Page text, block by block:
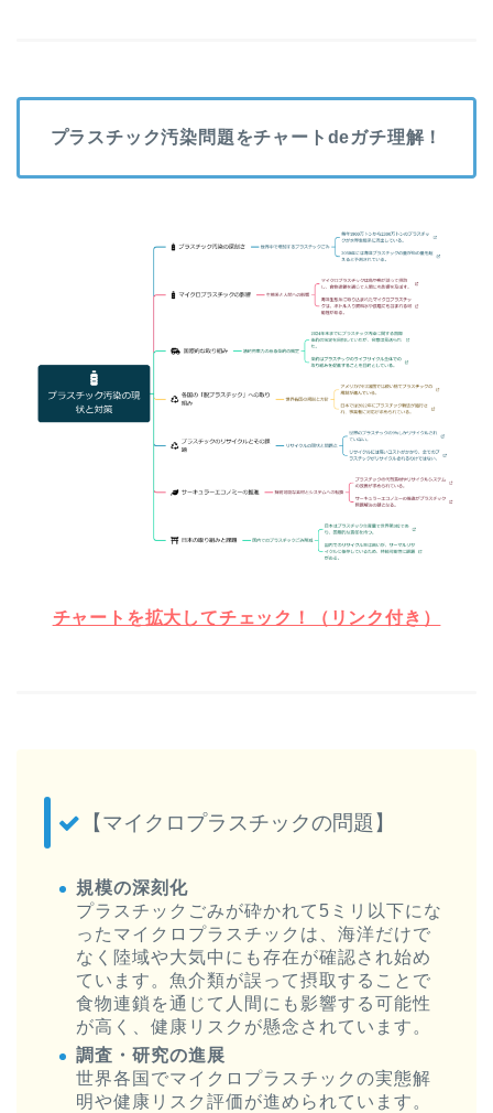
プラスチック汚染問題をチャートdeガチ理解！
チャートを拡大してチェック！（リンク付き）
【マイクロプラスチックの問題】
規模の深刻化
プラスチックごみが砕かれて5ミリ以下にな
ったマイクロプラスチックは、海洋だけで
なく陸域や大気中にも存在が確認され始め
ています。魚介類が誤って摂取することで
食物連鎖を通じて人間にも影響する可能性
が高く、健康リスクが懸念されています。
調査・研究の進展
世界各国でマイクロプラスチックの実態解
明や健康リスク評価が進められています。